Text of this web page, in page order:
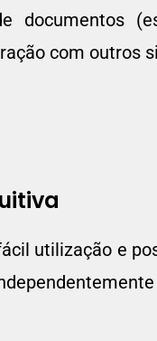
documentos
com outros
utilização e